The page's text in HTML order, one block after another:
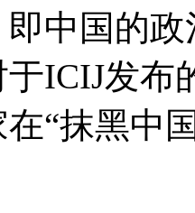
中国的
ICIJ发布
“抹黑中